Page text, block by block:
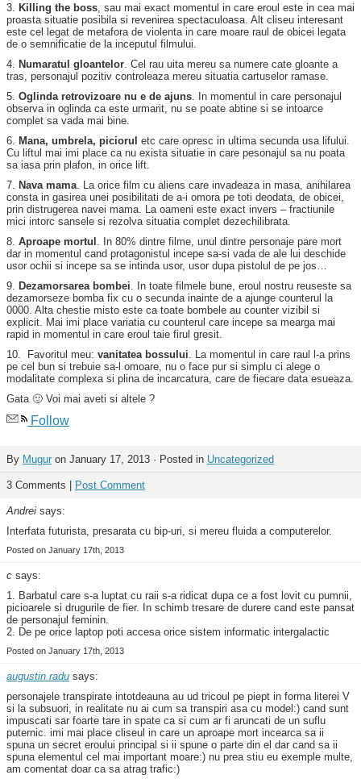
3.
Killing the boss , sau mai exact momentul in care eroul este in cea mai
proasta situatie posibila si revenirea spectaculoasa. Alt cliseu interesant
este cel legat de metafora de violenta in care moare raul de obicei legata
de o semnificatie de la inceputul filmului.
4.
Numaratul gloantelor . Cel rau uita mereu sa numere cate gloante a
tras, personajul pozitiv controleaza mereu situatia cartuselor ramase.
5. Oglinda retrovizoare nu e de ajuns . In momentul in care personajul
observa in oglinda ca este urmarit, nu se poate abtine si se intoarce
complet sa vada mai bine.
6.
Mana, umbrela, piciorul etc care opresc in ultima secunda usa lifului.
Cu liftul mai imi place ca nu exista situatie in care pesonajul sa nu poata
sa iasa prin plafon, in orice lift.
7.
Nava mama . La orice film cu aliens care invadeaza in masa, anihilarea
consta in gasirea unei posibilitati de a-i omora pe toti deodata, de obicei,
prin distrugerea navei mama. La oameni este exact invers – fractiunile
mici intorc sansele si rezolva situatia complet dezechilibrata.
8. Aproape mortul
. In 80% dintre filme, unul dintre personaje pare mort
dar in momentul cand protagonistul incepe sa-si vada de ale lui deschide
usor ochii si incepe sa se intinda usor, usor dupa pistolul de pe jos…
9.
Dezamorsarea bombei . In toate filmele bune, eroul nostru reuseste sa
dezamorseze bomba fix cu o secunda inainte de a ajunge counterul la
0000. Alta chestie misto este ca toate bombele au counter vizibil si
explicit. Mai imi place variatia cu counterul care incepe sa mearga mai
rapid in momentul in care eroul taie firul gresit.
10. Favoritul meu: vanitatea bossului . La momentul in care raul l-a prins
pe cel bun si trebuie sa-l omoare, nu o face pur si simplu ci alege o
modalitate complexa si plina de incarcatura, care de fiecare data esueaza.
Gata 🙂 Voi mai aveti si altele ?
Follow
By Mugur on January 17, 2013 · Posted in Uncategorized
3 Comments | Post Comment
Andrei says:
Interfata futurista, presarata cu bip-uri, si mereu fluida a computerelor.
Posted on January 17th, 2013
c says:
1. Barbatul care s-a luptat cu raii s-a ridicat dupa ce a fost lovit cu pumnii,
picioarele si drugurile de fier. In schimb tresare de durere cand este pansat
de personajul feminin.
2. De pe orice laptop poti accesa orice sistem informatic intergalactic
Posted on January 17th, 2013
augustin radu says:
personajele transpirate intotdeauna au ud tricoul pe piept in forma literei V
si la subsuori, in realitate nu ai cum sa transpiri asa cu model:) cand sunt
impuscati sar foarte tare in spate ca si cum ar fi aruncati de un suflu
puternic. imi mai place cliseul in care un aproape mort incearca sa ii
spuna un secret eroului principal si ii spune o parte din el dar cand sa ii
spuna elementul cel mai important moare:) nu prea stiu eu exemple multe,
am comentat doar ca sa atrag trafic:)